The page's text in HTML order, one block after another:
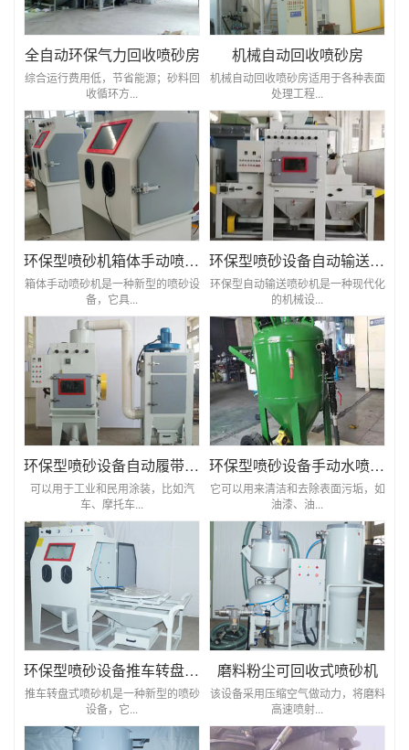
全自动环保气力回收喷砂房
综合运行费用低，节省能源；砂料回
收循环方...
机械自动回收喷砂房
机械自动回收喷砂房适用于各种表面
处理工程...
环保型喷砂机箱体手动喷砂机
箱体手动喷砂机是一种新型的喷砂设
备，它具...
环保型喷砂设备自动输送喷砂机
环保型自动输送喷砂机是一种现代化
的机械设...
环保型喷砂设备自动履带式喷砂机
可以用于工业和民用涂装，比如汽
车、摩托车...
环保型喷砂设备手动水喷砂机
它可以用来清洁和去除表面污垢，如
油漆、油...
环保型喷砂设备推车转盘式喷砂机
推车转盘式喷砂机是一种新型的喷砂
设备，它...
磨料粉尘可回收式喷砂机
该设备采用压缩空气做动力，将磨料
高速喷射...